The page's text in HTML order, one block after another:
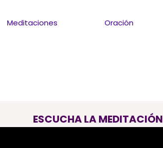
Meditaciones Oración
ESCUCHA LA MEDITACIÓN